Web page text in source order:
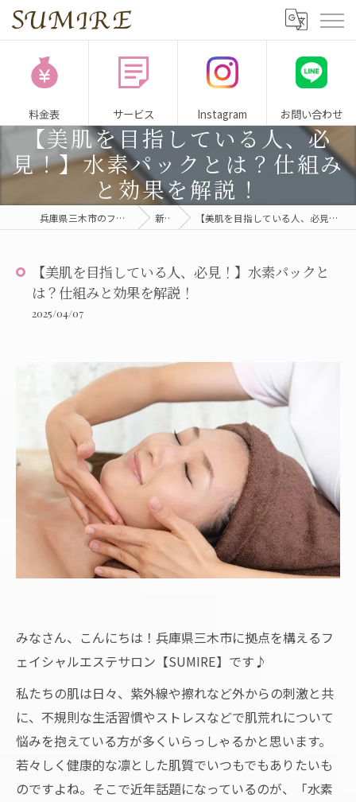
料金表 サービス Instagram お問い合わせ
【美肌を目指している人、必
見！】水素パックとは？仕組み
と効果を解説！
兵庫県三木市のフェイシャルサロンならSUMIRE 新着情報 【美肌を目指している人、必見！】水素パックとは？仕組みと効果を解説！
【美肌を目指している人、必見！】水素パックと
は？仕組みと効果を解説！
2025/04/07
みなさん、こんにちは！兵庫県三木市に拠点を構えるフ
ェイシャルエステサロン【SUMIRE】です♪
私たちの肌は日々、紫外線や擦れなど外からの刺激と共
に、不規則な生活習慣やストレスなどで肌荒れについて
悩みを抱えている方が多くいらっしゃるかと思います。
若々しく健康的な凛とした肌質でいつもでもありたいも
のですよね。そこで近年話題になっているのが、「水素